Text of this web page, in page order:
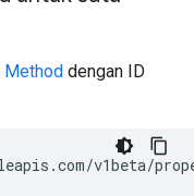
Method dengan ID